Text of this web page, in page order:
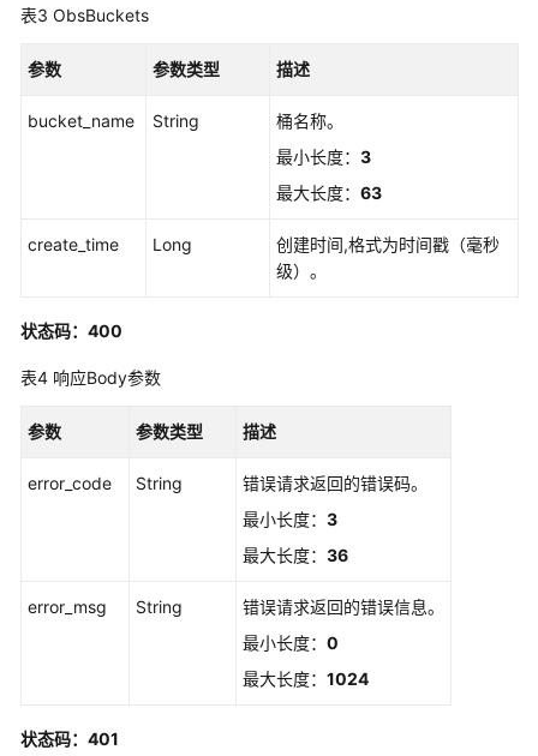
何
SSL
表3 ObsBuckets
参数 参数类型 描述
bucket_name String
桶名称。
最小长度： 3
最大长度： 63
create_time Long
创建时间,格式为时间戳（毫秒
级）。
状态码：400
表4 响应Body参数
参数 参数类型 描述
error_code String
错误请求返回的错误码。
最小长度： 3
最大长度： 36
error_msg String
错误请求返回的错误信息。
最小长度： 0
最大长度： 1024
状态码：401